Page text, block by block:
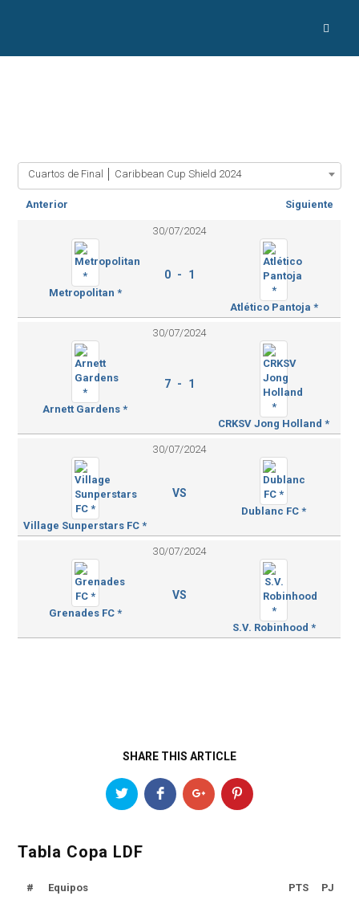
Cuartos de Final │ Caribbean Cup Shield 2024
Anterior Siguiente
30/07/2024
Metropolitan *
0 - 1
Atlético Pantoja *
30/07/2024
Arnett Gardens *
7 - 1
CRKSV Jong Holland *
30/07/2024
Village Sunperstars FC *
VS
Dublanc FC *
30/07/2024
Grenades FC *
VS
S.V. Robinhood *
SHARE THIS ARTICLE
Tabla Copa LDF
# Equipos PTS PJ